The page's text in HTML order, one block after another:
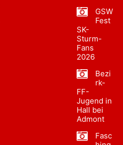
GSW
Fest
SK-
Sturm-
Fans
2026
Bezi
rk-
FF-
Jugend in
Hall bei
Admont
Fasc